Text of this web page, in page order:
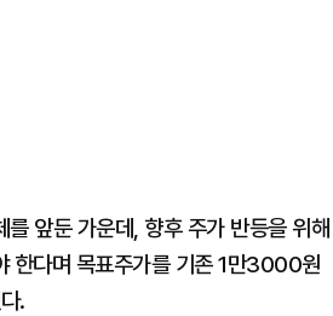
앞둔 가운데, 향후 주가 반등을 위해
한다며 목표주가를 기존 1만3000원
.